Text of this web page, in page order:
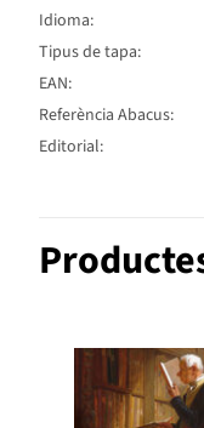
Idioma:
Tipus de tapa:
EAN:
Referència Abacus:
Editorial: